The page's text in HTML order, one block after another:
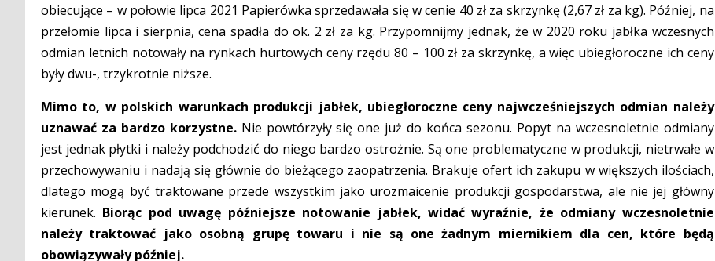
obiecujące – w połowie lipca 2021 Papierówka sprzedawała się w cenie 40 zł za skrzynkę (2,67 zł za kg). Później, na
przełomie lipca i sierpnia, cena spadła do ok. 2 zł za kg. Przypomnijmy jednak, że w 2020 roku jabłka wczesnych
odmian letnich notowały na rynkach hurtowych ceny rzędu 80 – 100 zł za skrzynkę, a więc ubiegłoroczne ich ceny
były dwu-, trzykrotnie niższe.
Mimo to, w polskich warunkach produkcji jabłek, ubiegłoroczne ceny najwcześniejszych odmian należy
uznawać za bardzo korzystne.Nie powtórzyły się one już do końca sezonu. Popyt na wczesnoletnie odmiany
jest jednak płytki i należy podchodzić do niego bardzo ostrożnie. Są one problematyczne w produkcji, nietrwałe w
przechowywaniu i nadają się głównie do bieżącego zaopatrzenia. Brakuje ofert ich zakupu w większych ilościach,
dlatego mogą być traktowane przede wszystkim jako urozmaicenie produkcji gospodarstwa, ale nie jej główny
kierunek. Biorąc pod uwagę późniejsze notowanie jabłek, widać wyraźnie, że odmiany wczesnoletnie
należy traktować jako osobną grupę towaru i nie są one żadnym miernikiem dla cen, które będą
obowiązywały później.